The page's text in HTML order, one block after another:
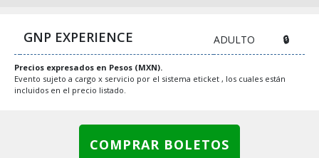
GNP EXPERIENCE ADULTO 🔒
Precios expresados en Pesos (MXN).
Evento sujeto a cargo x servicio por el sistema eticket , los cuales están
incluidos en el precio listado.
COMPRAR BOLETOS